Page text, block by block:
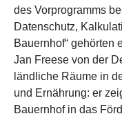
des Vorprogramms
Datenschutz,
Bauernhof“ gehörten
Jan Freese von der
ländliche Räume in
und Ernährung: er
Bauernhof in das